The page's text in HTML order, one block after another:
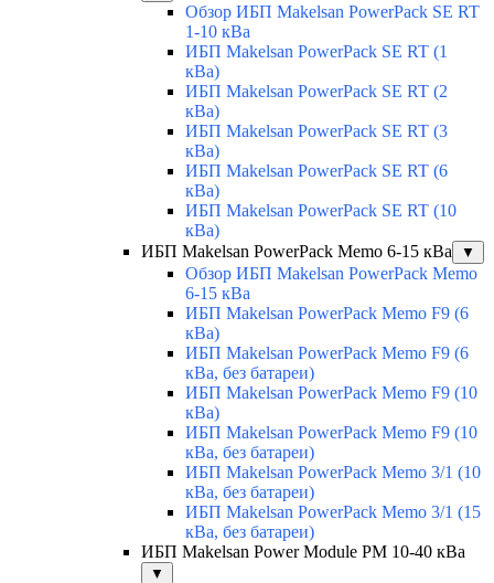
Обзор ИБП Makelsan PowerPack SE RT
1-10 кВа
ИБП Makelsan PowerPack SE RT (1
кВа)
ИБП Makelsan PowerPack SE RT (2
кВа)
ИБП Makelsan PowerPack SE RT (3
кВа)
ИБП Makelsan PowerPack SE RT (6
кВа)
ИБП Makelsan PowerPack SE RT (10
кВа)
ИБП Makelsan PowerPack Memo 6-15 кВа
▼
Обзор ИБП Makelsan PowerPack Memo
6-15 кВа
ИБП Makelsan PowerPack Memo F9 (6
кВа)
ИБП Makelsan PowerPack Memo F9 (6
кВа, без батареи)
ИБП Makelsan PowerPack Memo F9 (10
кВа)
ИБП Makelsan PowerPack Memo F9 (10
кВа, без батареи)
ИБП Makelsan PowerPack Memo 3/1 (10
кВа, без батареи)
ИБП Makelsan PowerPack Memo 3/1 (15
кВа, без батареи)
ИБП Makelsan Power Module PM 10-40 кВа
▼